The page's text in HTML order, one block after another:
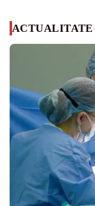
ACTUALITATE